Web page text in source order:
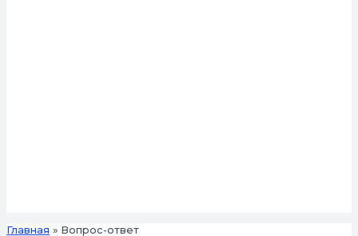
Главная Вопрос-ответ